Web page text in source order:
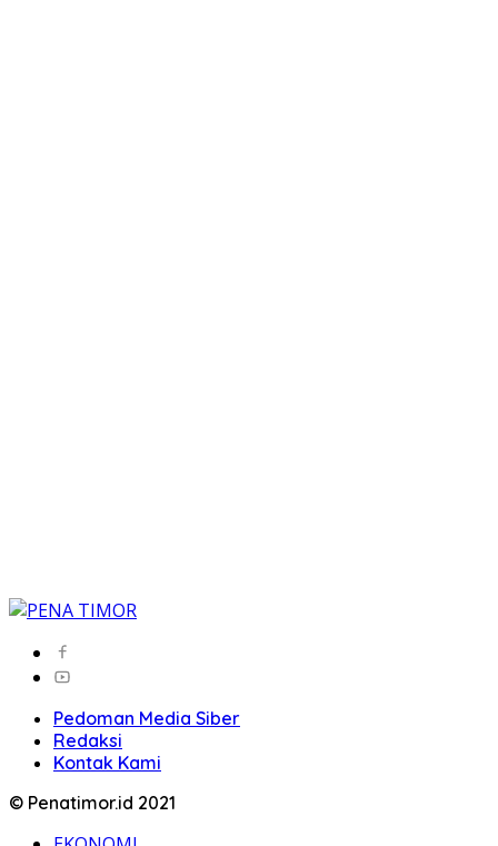
Pedoman Media Siber
Redaksi
Kontak Kami
© Penatimor.id 2021